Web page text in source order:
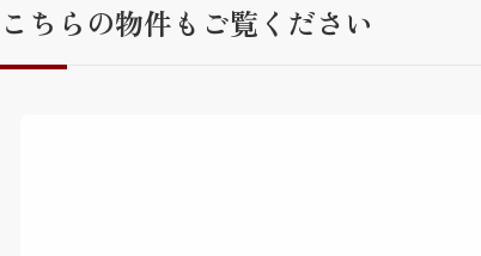
こちらの物件もご覧ください